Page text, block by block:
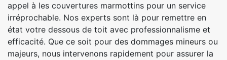
appel à les couvertures marmottins pour un service
irréprochable. Nos experts sont là pour remettre en
état votre dessous de toit avec professionnalisme et
efficacité. Que ce soit pour des dommages mineurs ou
majeurs, nous intervenons rapidement pour assurer la